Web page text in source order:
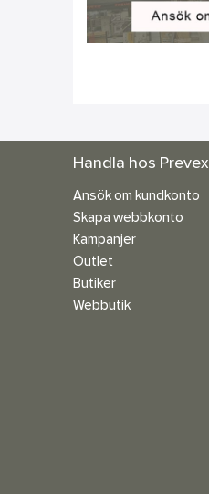
Handla hos Prevex
Ansök om kundkonto
Skapa webbkonto
Kampanjer
Outlet
Butiker
Webbutik